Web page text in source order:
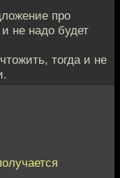
про
не надо будет
тогда и не